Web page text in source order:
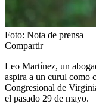
Foto: Nota de prensa
Compartir
Leo Martínez, un
aspira a un curul como
Congresional de
el pasado 29 de mayo.